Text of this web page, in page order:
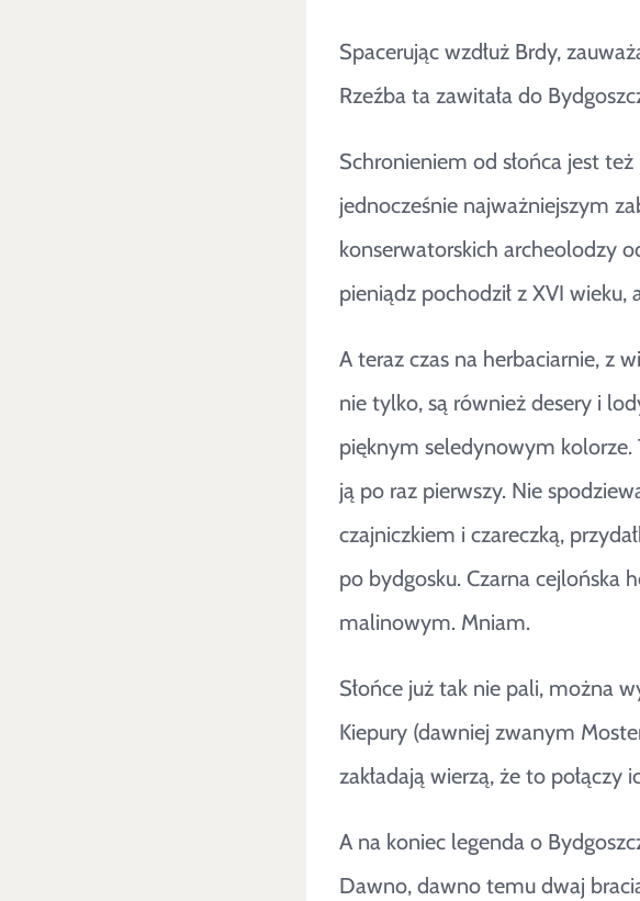
Spacerując wzdłuż Brdy,
Rzeźba ta zawitała do
Schronieniem od słońca jest
jednocześnie najważniejszym
konserwatorskich archeolodzy
pieniądz pochodził z XVI wieku,
A teraz czas na herbaciarnie, z
nie tylko, są również desery i
pięknym seledynowym kolorze.
ją po raz pierwszy. Nie
czajniczkiem i czareczką,
po bydgosku. Czarna cejlońska
malinowym. Mniam.
Słońce już tak nie pali, można
Kiepury (dawniej zwanym
zakładają wierzą, że to
A na koniec legenda o
Dawno, dawno temu dwaj